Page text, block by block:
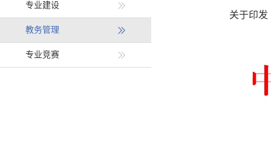
专业建设
教务管理
专业竞赛
关于印发